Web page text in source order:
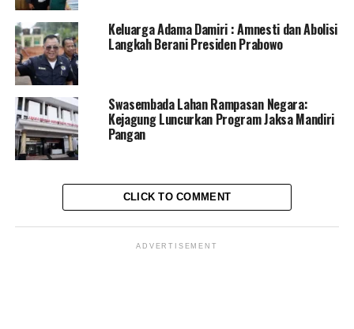
direkayasa dan berikan Fee Rp20 miliar
Redaksi Pantausidang
Keluarga Adama Damiri : Amnesti dan Abolisi
Langkah Berani Presiden Prabowo
Swasembada Lahan Rampasan Negara:
Kejagung Luncurkan Program Jaksa Mandiri
Pangan
CLICK TO COMMENT
ADVERTISEMENT